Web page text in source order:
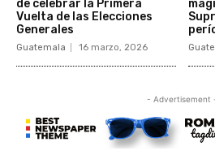
de celebrar la Primera
Vuelta de las Elecciones
Generales
Guatemala 16 marzo, 2026
- Advertisement